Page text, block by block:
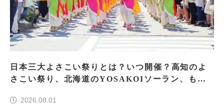
日本三大よさこい祭りとは？いつ開催？高知のよ
さこい祭り、北海道のYOSAKOIソーラン、もう
2026.08.01